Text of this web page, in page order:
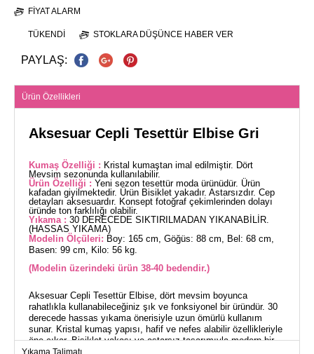
FIYAT ALARM
TÜKENDI STOKLARA DÜŞÜNCE HABER VER
PAYLAŞ:
Ürün Özellikleri
Aksesuar Cepli Tesettür Elbise Gri
Kumaş Özelliği : Kristal kumaştan imal edilmiştir. Dört
Mevsim sezonunda kullanılabilir.
Ürün Özelliği : Yeni sezon tesettür moda ürünüdür. Ürün
kafadan giyilmektedir. Ürün Bisiklet yakadır. Astarsızdır. Cep
detayları aksesuardır. Konsept fotoğraf çekimlerinden dolayı
üründe ton farklılığı olabilir.
Yıkama : 30 DERECEDE SIKTIRILMADAN YIKANABİLİR.
(HASSAS YIKAMA)
Modelin Ölçüleri: Boy: 165 cm, Göğüs: 88 cm, Bel: 68 cm,
Basen: 99 cm, Kilo: 56 kg.
(Modelin üzerindeki ürün 38-40 bedendir.)
Aksesuar Cepli Tesettür Elbise, dört mevsim boyunca
rahatlıkla kullanabileceğiniz şık ve fonksiyonel bir üründür. 30
derecede hassas yıkama önerisiyle uzun ömürlü kullanım
sunar. Kristal kumaş yapısı, hafif ve nefes alabilir özellikleriyle
öne çıkar. Bisiklet yakası ve astarsız tasarımıyla modern bir
görünüm sağlar. Pratik kullanım için tasarlanmış olan bu
Yıkama Talimatı